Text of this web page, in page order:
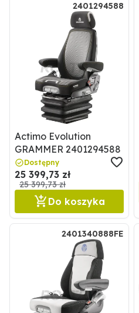
2401294588
Actimo Evolution
GRAMMER 2401294588
Dostępny
25 399,73 zł
25 399,73 zł
Do koszyka
2401340888FE